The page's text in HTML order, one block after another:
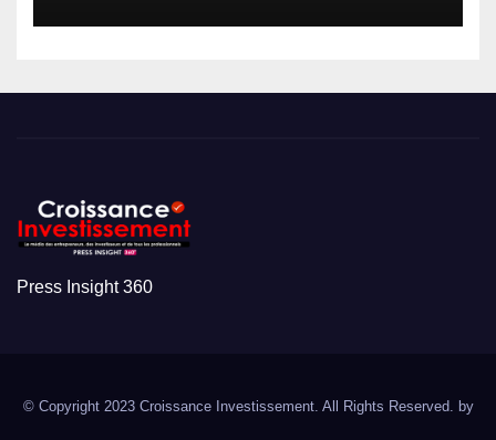
Press Insight 360
© Copyright 2023 Croissance Investissement. All Rights Reserved. by